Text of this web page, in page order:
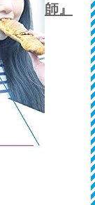
師』